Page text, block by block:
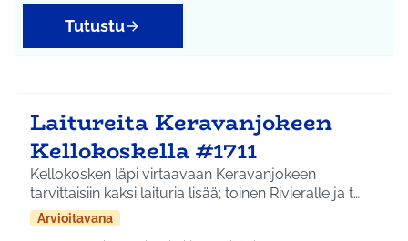
Tutustu
Laitureita Keravanjokeen
Kellokoskella #1711
Kellokosken läpi virtaavaan Keravanjokeen
tarvittaisiin kaksi laituria lisää; toinen Rivieralle ja t…
Arvioitavana